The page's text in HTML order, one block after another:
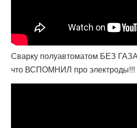
Сварку полуавтоматом БЕЗ ГАЗА
что ВСПОМНИЛ про электроды!!!